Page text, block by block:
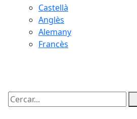
Castellà
Anglès
Alemany
Francès
Cercar: